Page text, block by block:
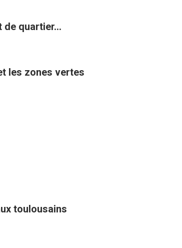
quartier...
les zones vertes
toulousains